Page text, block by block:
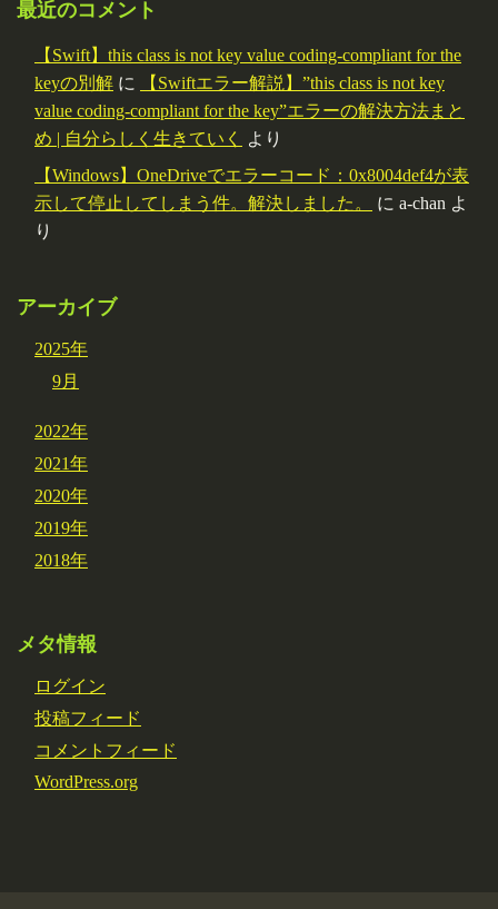
最近のコメント
【Swift】this class is not key value coding-compliant for the
keyの別解 に
【Swiftエラー解説】”this class is not key
value coding-compliant for the key”エラーの解決方法まと
め | 自分らしく生きていく
より
【Windows】OneDriveでエラーコード：0x8004def4が表
示して停止してしまう件。解決しました。
に a-chan よ
り
アーカイブ
2025年
9月
2022年
2021年
2020年
2019年
2018年
メタ情報
ログイン
投稿フィード
コメントフィード
WordPress.org